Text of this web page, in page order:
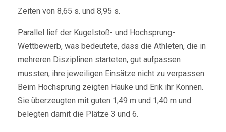
Zeiten von 8,65 s. und 8,95 s.
Parallel lief der Kugelstoß- und Hochsprung-
Wettbewerb, was bedeutete, dass die Athleten, die in
mehreren Disziplinen starteten, gut aufpassen
mussten, ihre jeweiligen Einsätze nicht zu verpassen.
Beim Hochsprung zeigten Hauke und Erik ihr Können.
Sie überzeugten mit guten 1,49 m und 1,40 m und
belegten damit die Plätze 3 und 6.